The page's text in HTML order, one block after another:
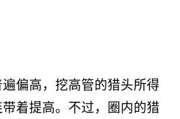
偏高，挖高管的猎头所得
着提高。不过，圈内的猎